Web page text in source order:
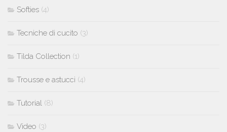
Softies (4)
Tecniche di cucito (3)
Tilda Collection (1)
Trousse e astucci (4)
Tutorial (8)
Video (3)